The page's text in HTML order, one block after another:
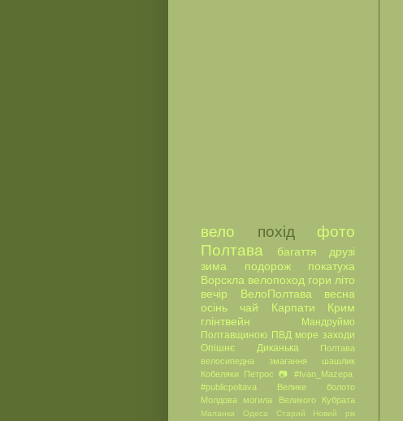
вело похід
фото
Полтава
багаття
друзі
зима
подорож
покатуха
Ворскла велопоход гори літо
вечір
ВелоПолтава
весна
осінь
чай Карпати
Крим
глінтвейн
Мандруймо
Полтавщиною ПВД море заходи
Опішнє
Диканька
Полтава
велосипедна
змагання
шашлик
Кобеляки
Петрос 📷
#Ivan_Mazepa
#publicpoltava
Велике болото
Молдова
могила Великого Кубрата
Маланка Одеса
Старий Новий рік